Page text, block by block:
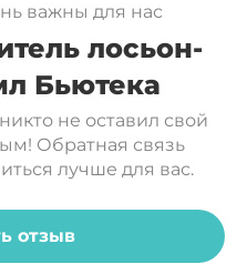
с обычными
голову 1-2 раза в
только для
водой.
важны для нас
лосьон-
Бьютека
не оставил свой
Обратная связь
лучше для вас.
отзыв